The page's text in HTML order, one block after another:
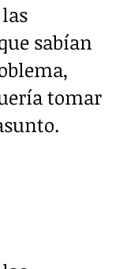
sabían
tomar